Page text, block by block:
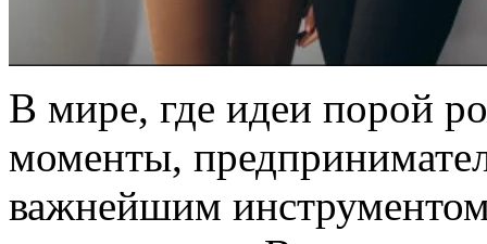
В мире, где идеи порой
моменты,
важнейшим